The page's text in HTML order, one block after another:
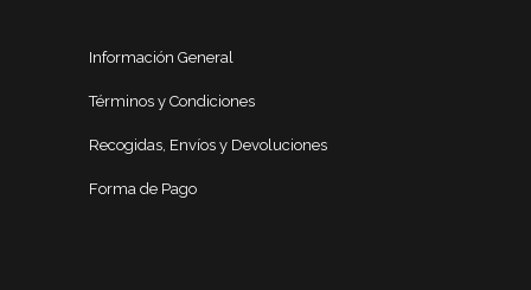
Información General
Términos y Condiciones
Recogidas, Envíos y Devoluciones
Forma de Pago